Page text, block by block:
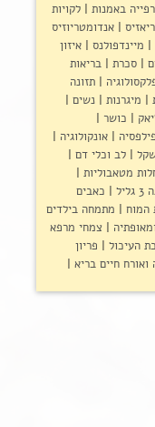
באמנות
לקויות
אנדומטריוזיס
מיינדפולנס
איזון
סכרת
בריאות
תזונה
מיגרנות
נשים
כושר
אונקולוגיה
לב וכלי דם
מטאבוליות
כאבים
המוח
מתמחה בילדים
צמחי מרפא
העיכול
פריון
ואורח חיים בריא